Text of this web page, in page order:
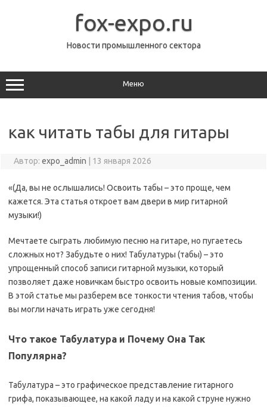
fox-expo.ru
Новости промышленного сектора
Меню
как читать табы для гитары
Автор: expo_admin 13 января 2026
«(Да, вы не ослышались! Освоить табы – это проще, чем
кажется. Эта статья откроет вам двери в мир гитарной
музыки!)
Мечтаете сыграть любимую песню на гитаре, но пугаетесь
сложных нот? Забудьте о них! Табулатуры (табы) – это
упрощенный способ записи гитарной музыки, который
позволяет даже новичкам быстро освоить новые композиции.
В этой статье мы разберем все тонкости чтения табов, чтобы
вы могли начать играть уже сегодня!
Что такое Табулатура и Почему Она Так
Популярна?
Табулатура – это графическое представление гитарного
грифа, показывающее, на какой ладу и на какой струне нужно